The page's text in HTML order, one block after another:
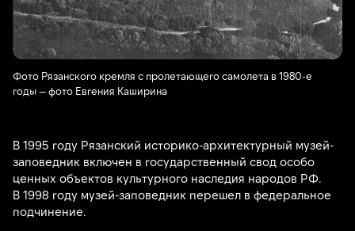
Фото Рязанского кремля с пролетающего самолета в 1980-е
годы — фото Евгения Каширина
В 1995 году Рязанский историко-архитектурный музей-
заповедник включен в государственный свод особо
ценных объектов культурного наследия народов РФ.
В 1998 году музей-заповедник перешел в федеральное
подчинение.